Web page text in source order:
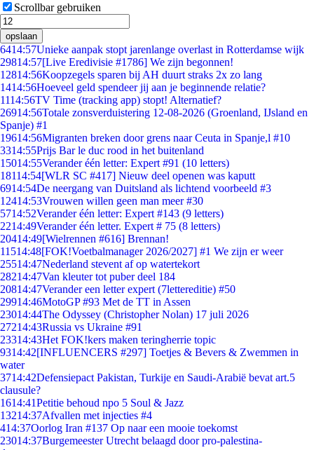
Scrollbar gebruiken
opslaan
6414:57Unieke aanpak stopt jarenlange overlast in Rotterdamse wijk
29814:57[Live Eredivisie #1786] We zijn begonnen!
12814:56Koopzegels sparen bij AH duurt straks 2x zo lang
1414:56Hoeveel geld spendeer jij aan je beginnende relatie?
1114:56TV Time (tracking app) stopt! Alternatief?
26914:56Totale zonsverduistering 12-08-2026 (Groenland, IJsland en
Spanje) #1
19614:56Migranten breken door grens naar Ceuta in Spanje,l #10
3314:55Prijs Bar le duc rood in het buitenland
15014:55Verander één letter: Expert #91 (10 letters)
18114:54[WLR SC #417] Nieuw deel openen was kaputt
6914:54De neergang van Duitsland als lichtend voorbeeld #3
12414:53Vrouwen willen geen man meer #30
5714:52Verander één letter: Expert #143 (9 letters)
2214:49Verander één letter. Expert # 75 (8 letters)
20414:49[Wielrennen #616] Brennan!
11514:48[FOK!Voetbalmanager 2026/2027] #1 We zijn er weer
25514:47Nederland stevent af op watertekort
28214:47Van kleuter tot puber deel 184
20814:47Verander een letter expert (7lettereditie) #50
29914:46MotoGP #93 Met de TT in Assen
23014:44The Odyssey (Christopher Nolan) 17 juli 2026
27214:43Russia vs Ukraine #91
23314:43Het FOK!kers maken teringherrie topic
9314:42[INFLUENCERS #297] Toetjes & Bevers & Zwemmen in
water
3714:42Defensiepact Pakistan, Turkije en Saudi-Arabië bevat art.5
clausule?
1614:41Petitie behoud npo 5 Soul & Jazz
13214:37Afvallen met injecties #4
414:37Oorlog Iran #137 Op naar een mooie toekomst
23014:37Burgemeester Utrecht belaagd door pro-palestina-